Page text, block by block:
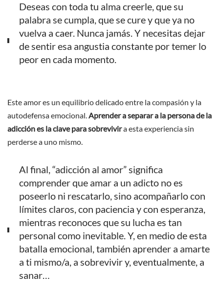
Deseas con toda tu alma creerle, que su
palabra se cumpla, que se cure y que ya no
vuelva a caer. Nunca jamás. Y necesitas dejar
de sentir esa angustia constante por temer lo
peor en cada momento.
Este amor es un equilibrio delicado entre la compasión y la
autodefensa emocional.Aprender a separar a la persona de la
adicción es la clave para sobrevivira esta experiencia sin
perderse a uno mismo.
Al final, “adicción al amor” significa
comprender que amar a un adicto no es
poseerlo ni rescatarlo, sino acompañarlo con
límites claros, con paciencia y con esperanza,
mientras reconoces que su lucha es tan
personal como inevitable. Y, en medio de esta
batalla emocional, también aprender a amarte
a ti mismo/a, a sobrevivir y, eventualmente, a
sanar…